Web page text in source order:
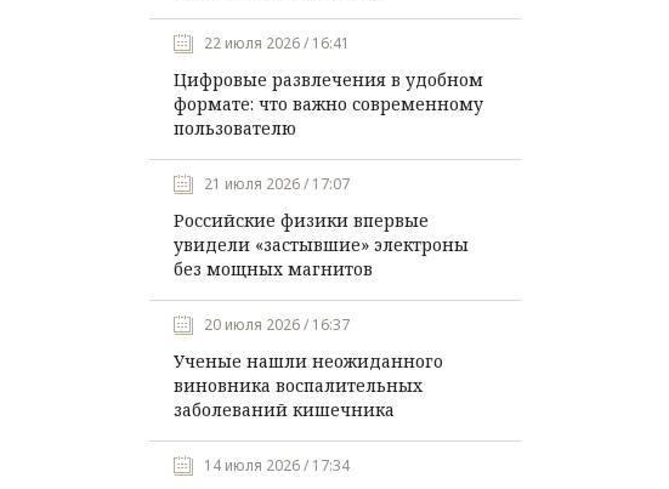
22 июля 2026 / 16:41
Цифровые развлечения в удобном
формате: что важно современному
пользователю
21 июля 2026 / 17:07
Российские физики впервые
увидели «застывшие» электроны
без мощных магнитов
20 июля 2026 / 16:37
Ученые нашли неожиданного
виновника воспалительных
заболеваний кишечника
14 июля 2026 / 17:34